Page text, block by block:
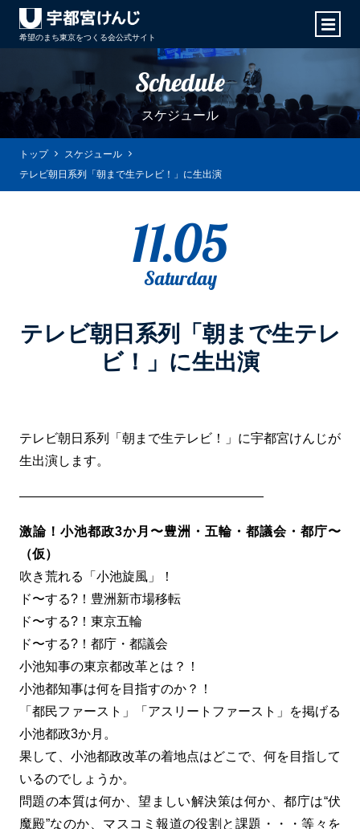
希望のまち東京をつくる会公式サイト
Schedule
スケジュール
トップ
スケジュール
テレビ朝日系列「朝まで生テレビ！」に生出演
11.05
Saturday
テレビ朝日系列「朝まで生テレ
ビ！」に生出演
テレビ朝日系列「朝まで生テレビ！」に宇都宮けんじが
生出演します。
———————————————————
激論！小池都政3か月〜豊洲・五輪・都議会・都庁〜
（仮）
吹き荒れる「小池旋風」！
ド〜する?！豊洲新市場移転
ド〜する?！東京五輪
ド〜する?！都庁・都議会
小池知事の東京都改革とは？！
小池都知事は何を目指すのか？！
「都民ファースト」「アスリートファースト」を掲げる
小池都政3か月。
果して、小池都政改革の着地点はどこで、何を目指して
いるのでしょうか。
問題の本質は何か、望ましい解決策は何か、都庁は“伏
魔殿”なのか、マスコミ報道の役割と課題・・・等々を